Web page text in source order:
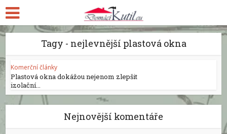
Tagy - nejlevnější plastová okna
Komerční články
Plastová okna dokážou nejenom zlepšit
izolační...
Nejnovější komentáře